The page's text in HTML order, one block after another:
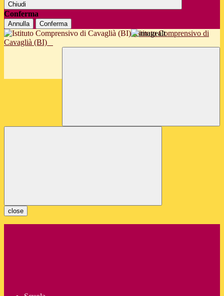
Chiudi
Conferma
Annulla Conferma
Istituto Comprensivo di
Cavaglià (BI)
close